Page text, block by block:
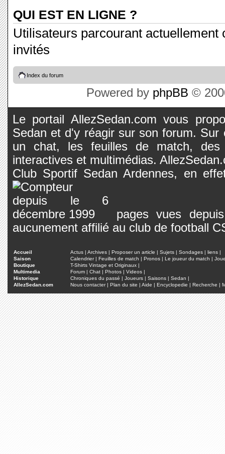
QUI EST EN LIGNE ?
Utilisateurs parcourant
invités
Index du forum
Powered by phpBB ©
Le portail AllezSedan.com vous
Sedan et d'y réagir sur son forum.
un chat, les feuilles de match, des
interactives et multimédias.
Club Sportif Sedan Ardennes, en
pages vues
aucunement affilié au club de football
Accueil Actus | Archives | Proposer un article | Sujets | Sondages | liens |
Saison
Calendrier| Feuilles de match | Pronos | Le joueur du match |
Boutique
T-Shirts Vintage et Originaux |
Multimedia
Forum | Chat | Photos | Videos |
Historique
Chroniques du passé | Joueurs | Saisons | Sedan |
AllezSedan.com
Nous contacter| Plan du site | Aide | Encyclopedie | Recherche |